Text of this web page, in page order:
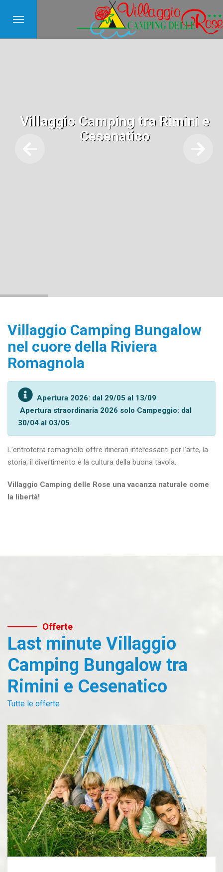
Villaggio Camping tra Rimini e
Cesenatico
Villaggio Camping Bungalow
nel cuore della Riviera
Romagnola
Apertura 2026: dal 29/05 al 13/09
Apertura straordinaria 2026 solo Campeggio: dal
30/04 al 03/05
L’entroterra romagnolo offre itinerari interessanti per l’arte, la
storia, il divertimento e la cultura della buona tavola.
Villaggio Camping delle Rose una vacanza naturale come
la libertà!
Offerte
Last minute Villaggio
Camping Bungalow tra
Rimini e Cesenatico
Tutte le offerte